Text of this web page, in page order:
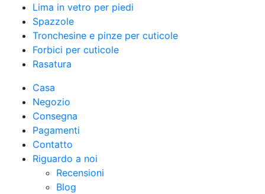
Lima in vetro per piedi
Spazzole
Tronchesine e pinze per cuticole
Forbici per cuticole
Rasatura
Casa
Negozio
Consegna
Pagamenti
Contatto
Riguardo a noi
Recensioni
Blog